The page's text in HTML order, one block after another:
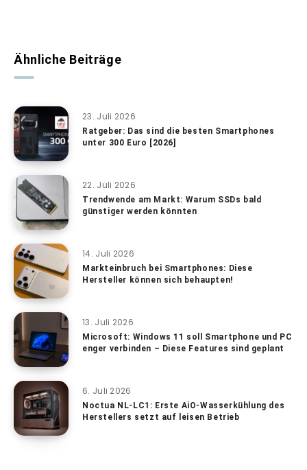
Ähnliche Beiträge
23. Juli 2026
Ratgeber: Das sind die besten Smartphones
unter 300 Euro [2026]
22. Juli 2026
Trendwende am Markt: Warum SSDs bald
günstiger werden könnten
14. Juli 2026
Markteinbruch bei Smartphones: Diese
Hersteller können sich behaupten!
13. Juli 2026
Microsoft: Windows 11 soll Smartphone und PC
enger verbinden – Diese Features sind geplant
6. Juli 2026
Noctua NL-LC1: Erste AiO-Wasserkühlung des
Herstellers setzt auf leisen Betrieb